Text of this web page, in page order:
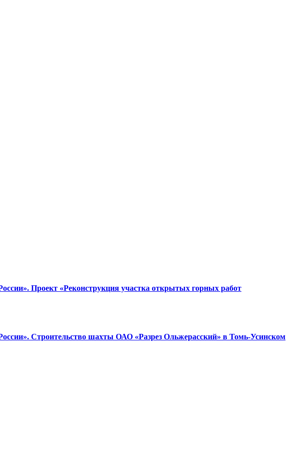
Проект «Реконструкция участка открытых горных работ
Строительство шахты ОАО «Разрез Ольжерасский» в Томь-Усинском